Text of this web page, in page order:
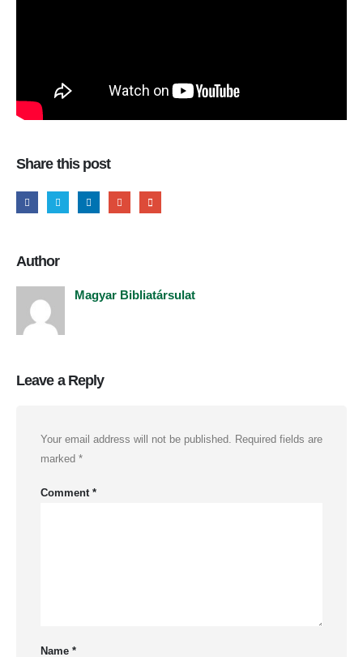
Share this post
Author
Magyar Bibliatársulat
Leave a Reply
Your email address will not be published.
Required fields are
marked *
Comment *
Name *